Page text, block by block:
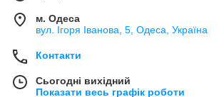
м. Одеса
вул. Ігоря Іванова, 5, Одеса, Україна
Контакти
Сьогодні вихідний
Показати весь графік роботи